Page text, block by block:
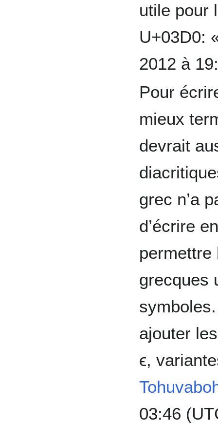
utile pour
U+03D0:
2012 à
Pour
mieux
devrait
grec n’a
d’écrire
permettre
grecques
ajouter
ϵ,
03:46